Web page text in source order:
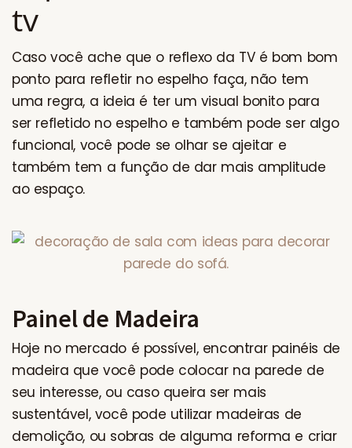
tv
Caso você ache que o reflexo da TV é bom bom
ponto para refletir no espelho faça, não tem
uma regra, a ideia é ter um visual bonito para
ser refletido no espelho e também pode ser algo
funcional, você pode se olhar se ajeitar e
também tem a função de dar mais amplitude
ao espaço.
Painel de Madeira
Hoje no mercado é possível, encontrar painéis de
madeira que você pode colocar na parede de
seu interesse, ou caso queira ser mais
sustentável, você pode utilizar madeiras de
demolição, ou sobras de alguma reforma e criar